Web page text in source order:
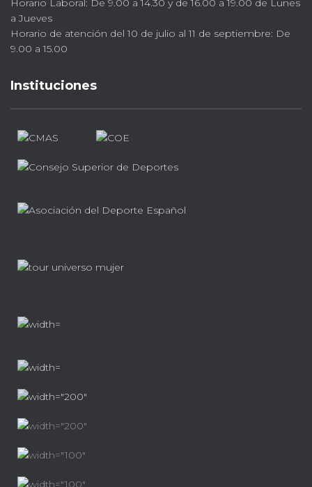
Horario Laboral: De 9.00 a 14.30 y de 16.00 a 19.00 de Lunes
a Jueves
Horario de atención del 10 de julio al 11 de septiembre: De
9.00 a 15.00
Instituciones